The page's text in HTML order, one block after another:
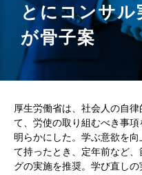
とにコンサ
が骨子案
厚生労働省は、社会人の自
て、労使の取り組むべき事
明らかにした。学ぶ意欲を
て持ったとき、定年前など
グの実施を推奨。学び直し